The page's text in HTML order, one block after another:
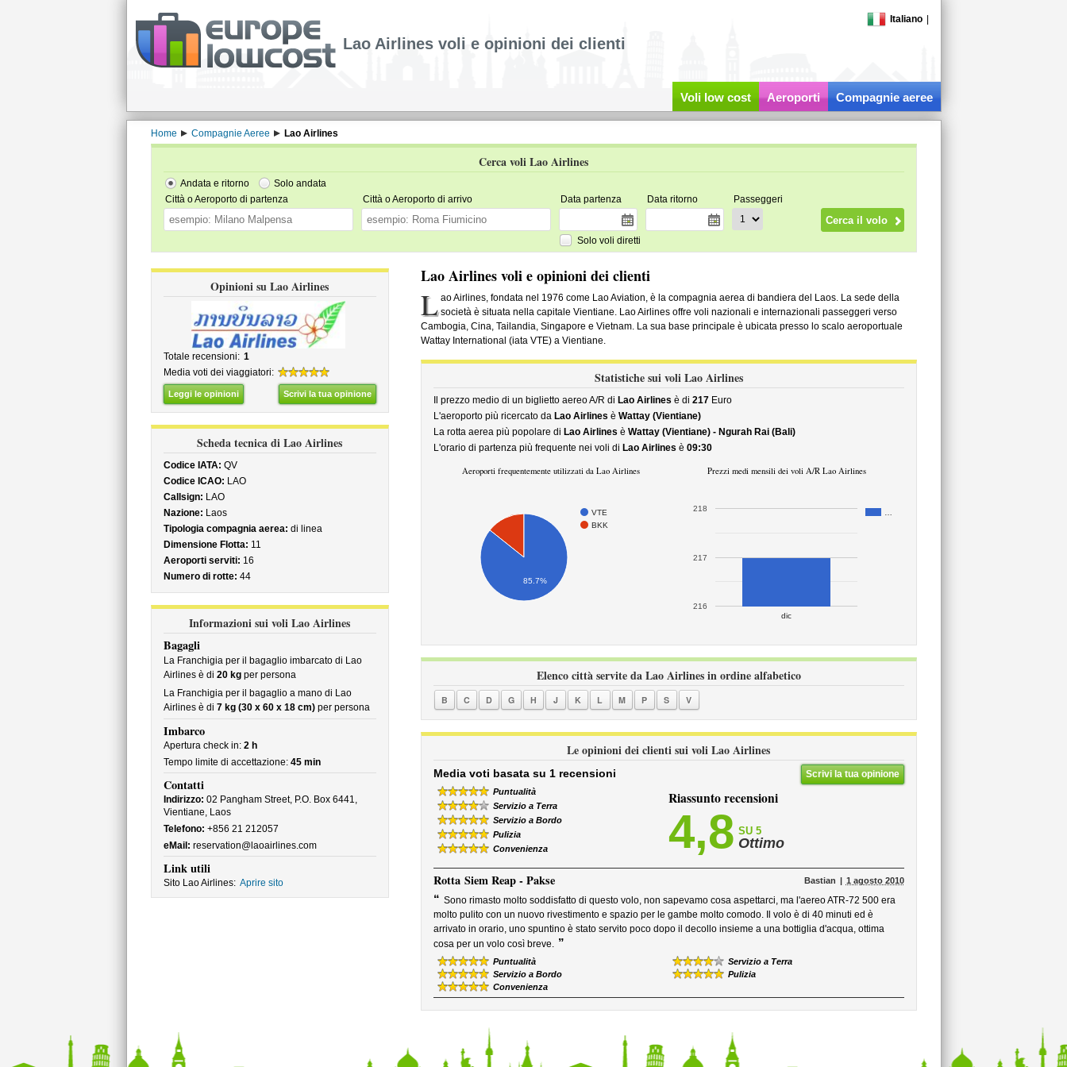
Italiano
Lao Airlines voli e opinioni dei clienti
Voli low cost Aeroporti Compagnie aeree
Home Compagnie Aeree Lao Airlines
Cerca voli Lao Airlines
Andata e ritorno
Solo andata
Città o Aeroporto di partenza
Città o Aeroporto di arrivo Data partenza Data ritorno Passeggeri
Solo voli diretti
Opinioni su Lao Airlines
Totale recensioni: 1
Media voti dei viaggiatori:
Leggi le opinioni Scrivi la tua opinione
Scheda tecnica di Lao Airlines
Codice IATA: QV
Codice ICAO: LAO
Callsign: LAO
Nazione: Laos
Tipologia compagnia aerea: di linea
Dimensione Flotta: 11
Aeroporti serviti: 16
Numero di rotte: 44
Informazioni sui voli Lao Airlines
Bagagli
La Franchigia per il bagaglio imbarcato di Lao
Airlines è di 20 kgper persona
La Franchigia per il bagaglio a mano di Lao
Airlines è di 7 kg (30 x 60 x 18 cm)per persona
Imbarco
Apertura check in: 2 h
Tempo limite di accettazione: 45 min
Contatti
Indirizzo: 02 Pangham Street, P.O. Box 6441,
Vientiane, Laos
Telefono: +856 21 212057
eMail: reservation@laoairlines.com
Link utili
Sito Lao Airlines: Aprire sito
Lao Airlines voli e opinioni dei clienti
L ao Airlines, fondata nel 1976 come Lao Aviation, è la compagnia aerea di bandiera del Laos. La sede della
società è situata nella capitale Vientiane. Lao Airlines offre voli nazionali e internazionali passeggeri verso
Cambogia, Cina, Tailandia, Singapore e Vietnam. La sua base principale è ubicata presso lo scalo aeroportuale
Wattay International (iata VTE) a Vientiane.
Statistiche sui voli Lao Airlines
Il prezzo medio di un biglietto aereo A/R di Lao Airlines è di 217Euro
L'aeroporto più ricercato da Lao Airlines è Wattay (Vientiane)
La rotta aerea più popolare di Lao Airlines è Wattay (Vientiane) - Ngurah Rai (Bali)
L'orario di partenza più frequente nei voli di Lao Airlines è 09:30
Aeroporti frequentemente utilizzati da Lao Airlines
VTE
BKK
85.7%
Prezzi medi mensili dei voli A/R Lao Airlines
dic
216
217
218
Elenco città servite da Lao Airlines in ordine alfabetico
B C D G H J K L M P S V
Le opinioni dei clienti sui voli Lao Airlines
Scrivi la tua opinione
Media voti basata su 1 recensioni
Puntualità
Servizio a Terra
Servizio a Bordo
Pulizia
Convenienza
Riassunto recensioni
4,8 SU 5
Ottimo
Rotta Siem Reap - Pakse Bastian 1 agosto 2010
“ Sono rimasto molto soddisfatto di questo volo, non sapevamo cosa aspettarci, ma l'aereo ATR-72 500 era
molto pulito con un nuovo rivestimento e spazio per le gambe molto comodo. Il volo è di 40 minuti ed è
arrivato in orario, uno spuntino è stato servito poco dopo il decollo insieme a una bottiglia d'acqua, ottima
cosa per un volo così breve. ”
Puntualità
Servizio a Terra
Servizio a Bordo
Pulizia
Convenienza